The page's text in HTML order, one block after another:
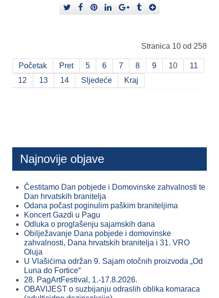
Stranica 10 od 258
Početak Pret 5 6 7 8 9 10
11
12
13 14 Sljedeće Kraj
Najnovije objave
Čestitamo Dan pobjede i Domovinske zahvalnosti te
Dan hrvatskih branitelja
Odana počast poginulim paškim braniteljima
Koncert Gazdi u Pagu
Odluka o proglašenju sajamskih dana
Obilježavanje Dana pobjede i domovinske
zahvalnosti, Dana hrvatskih branitelja i 31. VRO
Oluja
U Vlašićima održan 9. Sajam otočnih proizvoda „Od
Luna do Fortice“
28. PagArtFestival, 1.-17.8.2026.
OBAVIJEST o suzbijanju odraslih oblika komaraca